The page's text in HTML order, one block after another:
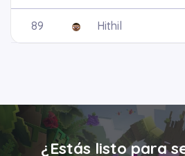
Hithil
¿Estás listo para